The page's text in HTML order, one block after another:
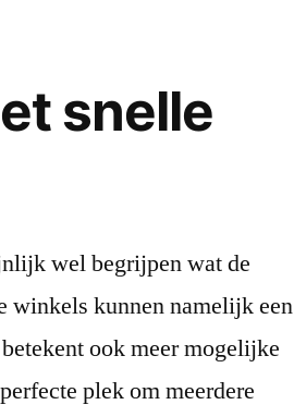
snelle
wel begrijpen wat de
kunnen namelijk een
ook meer mogelijke
plek om meerdere